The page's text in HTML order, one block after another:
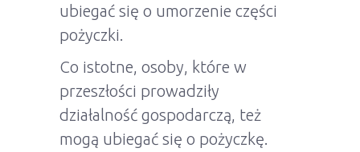
ubiegać się o umorzenie części
pożyczki.
Co istotne, osoby, które w
przeszłości prowadziły
działalność gospodarczą, też
mogą ubiegać się o pożyczkę.